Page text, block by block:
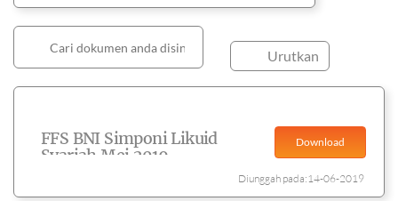
Urutkan
FFS BNI Simponi Likuid
Syariah Mei 2019
Download
Diunggah pada:14-06-2019